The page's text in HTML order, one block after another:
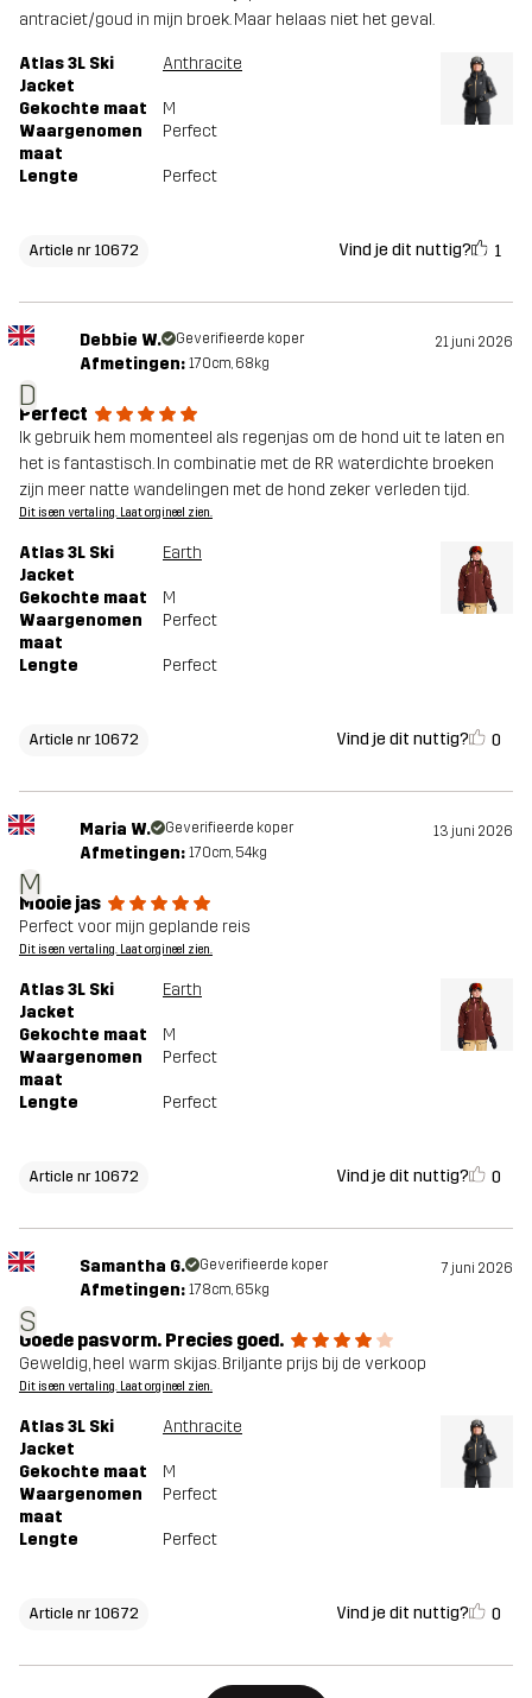
antraciet/goud in mijn broek. Maar helaas niet het geval.
Atlas 3L Ski
Jacket
Anthracite
Gekochte maat
M
Waargenomen
maat
Perfect
Lengte Perfect
Article nr 10672 Vind je dit nuttig? 1
D
Debbie W. Geverifieerde koper 21 juni 2026
Afmetingen: 170cm, 68kg
Perfect
Ik gebruik hem momenteel als regenjas om de hond uit te laten en
het is fantastisch. In combinatie met de RR waterdichte broeken
zijn meer natte wandelingen met de hond zeker verleden tijd.
Dit is een vertaling. Laat orgineel zien.
Atlas 3L Ski
Jacket
Earth
Gekochte maat
M
Waargenomen
maat
Perfect
Lengte Perfect
Article nr 10672 Vind je dit nuttig? 0
M
Maria W. Geverifieerde koper 13 juni 2026
Afmetingen: 170cm, 54kg
Mooie jas
Perfect voor mijn geplande reis
Dit is een vertaling. Laat orgineel zien.
Atlas 3L Ski
Jacket
Earth
Gekochte maat
M
Waargenomen
maat
Perfect
Lengte Perfect
Article nr 10672 Vind je dit nuttig? 0
S
Samantha G. Geverifieerde koper 7 juni 2026
Afmetingen: 178cm, 65kg
Goede pasvorm. Precies goed.
Geweldig, heel warm skijas. Briljante prijs bij de verkoop
Dit is een vertaling. Laat orgineel zien.
Atlas 3L Ski
Jacket
Anthracite
Gekochte maat
M
Waargenomen
maat
Perfect
Lengte Perfect
Article nr 10672 Vind je dit nuttig? 0